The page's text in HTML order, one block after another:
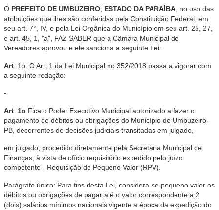
O PREFEITO DE UMBUZEIRO ESTADO DA PARAÍBA no uso das
atribuições que lhes são conferidas pela Constituição Federal em
seu art 7° IV, e pela Lei Orgânica do Município em seu art 25 27
e art 45 1 "a" FAZ SABER que a Câmara Municipal de
Vereadores aprovou e ele sanciona a seguinte Lei:
Art 1o OArt 1 da Lei Municipal no 352/2018 passa a vigorar com
a seguinte redação:
-
Art 1o Fica o Poder Executivo Municipal autorizado a fazer o
pagamento de débitos ou obrigações do Município de Umbuzeiro-
PB decorrentes de decisões judiciais transitadas em julgado
em julgado procedido diretamente pela Secretaria Municipal de
Finanças à vista de ofício requisitório expedido pelo juízo
competente - Requisição de Pequeno Valor (RPV)
Parágrafo único: Para fins desta Lei considera-se pequeno valor os
débitos ou obrigações de pagar até o valor correspondente a 2
(dois) salários mínimos nacionais vigente a época da expedição do